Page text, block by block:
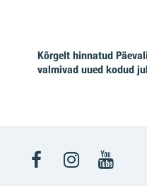
Kõrgelt hinnatud
valmivad uued kodud